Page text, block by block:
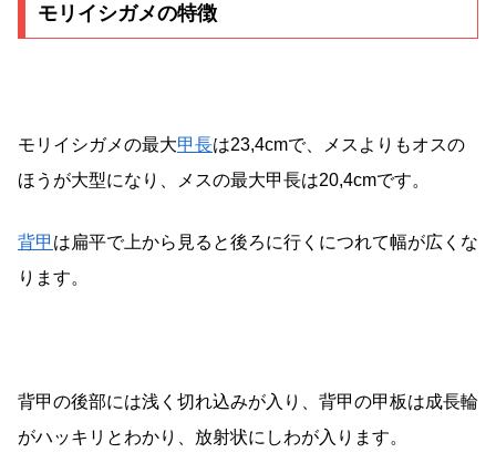
モリイシガメの特徴
モリイシガメの最大甲長は23,4cmで、メスよりもオスの
ほうが大型になり、メスの最大甲長は20,4cmです。
背甲 は扁平で上から見ると後ろに行くにつれて幅が広くな
ります。
背甲の後部には浅く切れ込みが入り、背甲の甲板は成長輪
がハッキリとわかり、放射状にしわが入ります。